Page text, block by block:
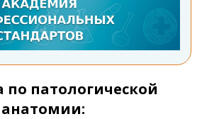
по патологической
анатомии: